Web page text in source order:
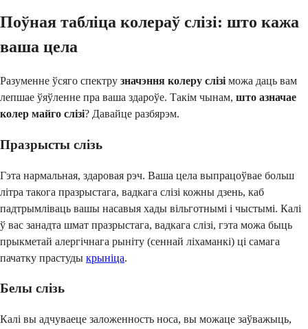
Поўная табліца колераў слізі: што кажа
ваша цела
Разуменне ўсяго спектру значэння колеру слізі можа даць вам
лепшае ўяўленне пра ваша здароўе. Такім чынам, што азначае
колер майго слізі? Давайце разбярэм.
Празрысты слізь
Гэта нармальная, здаровая рэч. Ваша цела выпрацоўвае больш
літра такога празрыстага, вадкага слізі кожны дзень, каб
падтрымліваць вашы насавыя хады вільготнымі і чыстымі. Калі
ў вас занадта шмат празрыстага, вадкага слізі, гэта можа быць
прыкметай алергічнага рыніту (сеннай ліхаманкі) ці самага
пачатку прастуды крыніца.
Белы слізь
Калі вы адчуваеце заложенность носа, вы можаце заўважыць,